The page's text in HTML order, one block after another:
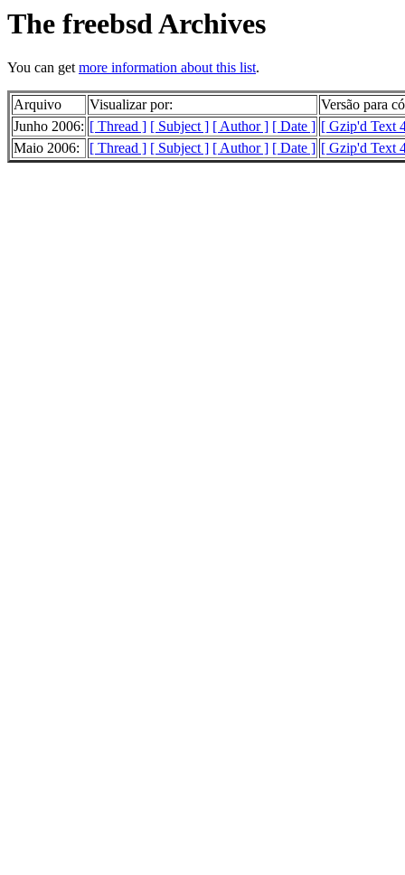
The freebsd Archives
You can getmore information about this list.
Arquivo Visualizar por:
Versão para
Junho 2006: [ Thread ] [ Subject ] [ Author ] [ Date ] [ Gzip'd Text
Maio 2006:
[ Thread ] [ Subject ] [ Author ] [ Date ] [ Gzip'd Text